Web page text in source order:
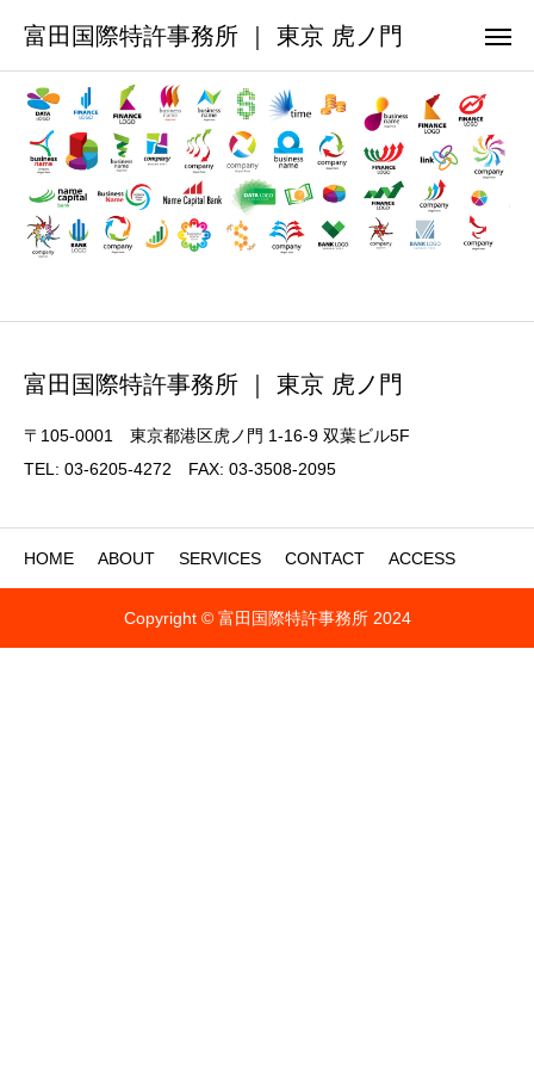
富田国際特許事務所 ｜ 東京 虎ノ門
富田国際特許事務所 ｜ 東京 虎ノ門
〒105-0001 東京都港区虎ノ門 1-16-9 双葉ビル5F
TEL: 03-6205-4272 FAX: 03-3508-2095
HOME ABOUT SERVICES CONTACT ACCESS
Copyright © 富田国際特許事務所 2024